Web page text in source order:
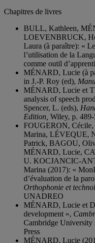
Chapitres de livres
BULL, Kathleen,
LOEVENBRUCK,
Laura (à paraître): «
l’utilisation de la
comme outil
MÉNARD, Lucie (à
in J.-P. Roy (ed),
MÉNARD, Lucie et
analysis of speech
Spencer, L. (eds),
Edition, Wiley, p.
FOUGERON,
Marina, LÉVEQUE,
Patrick, BAGOU,
MÉNARD, Lucie,
U. KOCJANCIC-
Marina (2017): «
d’évaluation de la
Orthophonie et
UNADREO
MÉNARD, Lucie et
development »,
Cambridge University
Press
MÉNARD, Lucie